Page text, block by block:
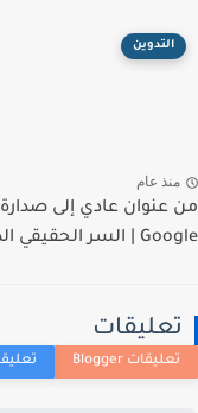
التدوين
منذ عام
من عنوان عادي إلى صدارة
Google | السر الحقيقي الذي...
تعليقات